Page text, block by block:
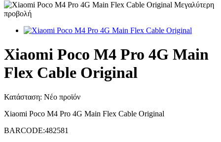
Μεγαλύτερη
προβολή
Xiaomi Poco M4 Pro 4G Main
Flex Cable Original
Κατάσταση: Νέο προϊόν
Xiaomi Poco M4 Pro 4G Main Flex Cable Original
BARCODE:482581